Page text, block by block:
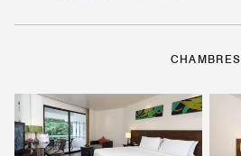
CHAMBRES